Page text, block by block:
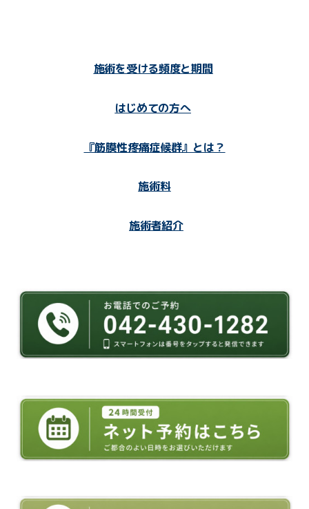
施術を受ける頻度と期間
はじめての方へ
『筋膜性疼痛症候群』とは？
施術料
施術者紹介